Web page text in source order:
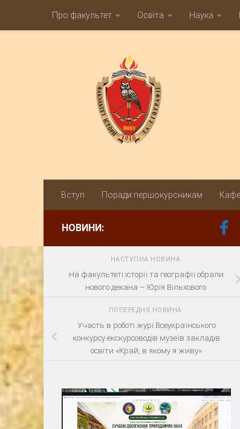
Skip to contentПро факультет Освіта Наука
Вступ Поради першокурсникам
НОВИНИ:
НАСТУПНА НОВИНА
На факультеті історії та географії обрали
нового декана – Юрія Вільхового
ПОПЕРЕДНЯ НОВИНА
Участь в роботі журі Всеукраїнського
конкурсу екскурсоводів музеїв закладів
освіти «Край, в якому я живу»